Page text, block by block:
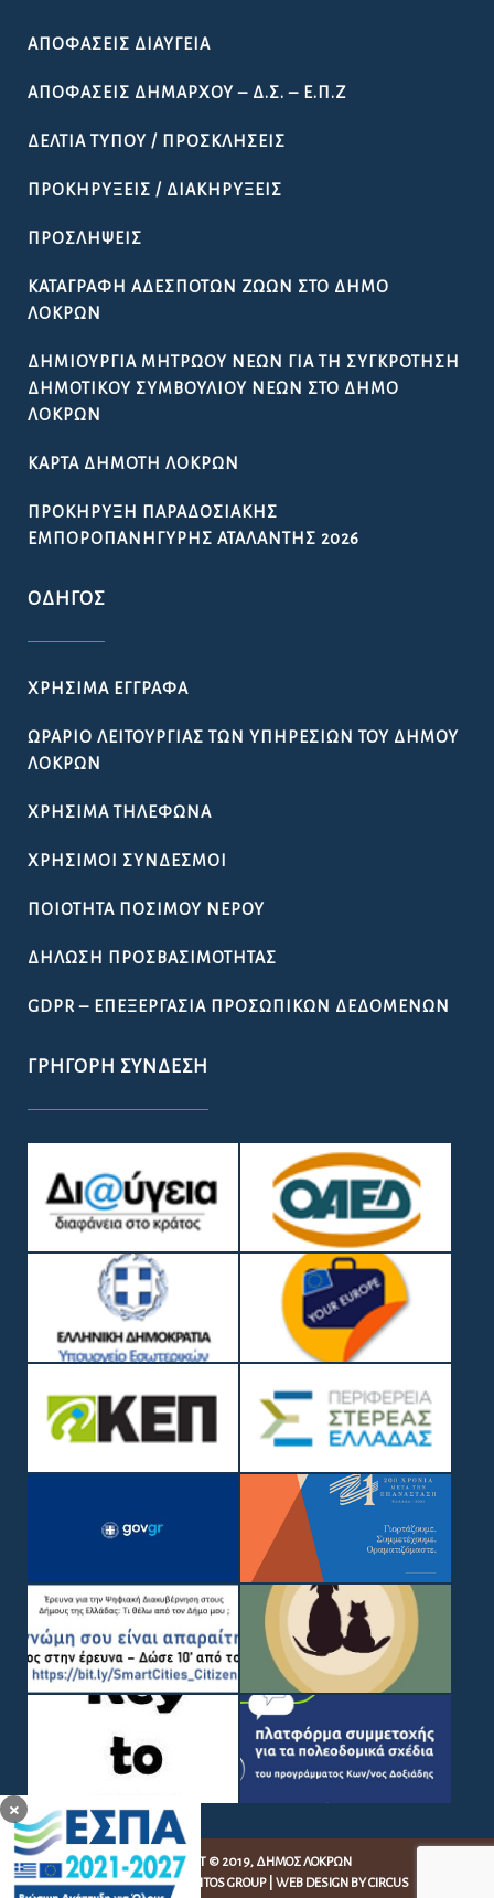
×
ΑΠΟΦΆΣΕΙΣ ΔΙΑΎΓΕΙΑ
ΑΠΟΦΆΣΕΙΣ ΔΗΜΆΡΧΟΥ – Δ.Σ. – Ε.Π.Ζ
ΔΕΛΤΊΑ ΤΎΠΟΥ / ΠΡΟΣΚΛΉΣΕΙΣ
ΠΡΟΚΗΡΎΞΕΙΣ / ΔΙΑΚΗΡΎΞΕΙΣ
ΠΡΟΣΛΉΨΕΙΣ
ΚΑΤΑΓΡΑΦΉ ΑΔΈΣΠΟΤΩΝ ΖΏΩΝ ΣΤΟ ΔΉΜΟ
ΛΟΚΡΏΝ
ΔΗΜΙΟΥΡΓΊΑ ΜΗΤΡΏΟΥ ΝΈΩΝ ΓΙΑ ΤΗ ΣΥΓΚΡΌΤΗΣΗ
ΔΗΜΟΤΙΚΟΎ ΣΥΜΒΟΥΛΊΟΥ ΝΈΩΝ ΣΤΟ ΔΉΜΟ
ΛΟΚΡΏΝ
ΚΆΡΤΑ ΔΗΜΌΤΗ ΛΟΚΡΏΝ
ΠΡΟΚΉΡΥΞΗ ΠΑΡΑΔΟΣΙΑΚΉΣ
ΕΜΠΟΡΟΠΑΝΉΓΥΡΗΣ ΑΤΑΛΆΝΤΗΣ 2026
ΟΔΗΓΌΣ
ΧΡΉΣΙΜΑ ΈΓΓΡΑΦΑ
ΩΡΆΡΙΟ ΛΕΙΤΟΥΡΓΊΑΣ ΤΩΝ ΥΠΗΡΕΣΙΏΝ ΤΟΥ ΔΉΜΟΥ
ΛΟΚΡΏΝ
ΧΡΉΣΙΜΑ ΤΗΛΈΦΩΝΑ
ΧΡΉΣΙΜΟΙ ΣΎΝΔΕΣΜΟΙ
ΠΟΙΌΤΗΤΑ ΠΌΣΙΜΟΥ ΝΕΡΟΎ
ΔΉΛΩΣΗ ΠΡΟΣΒΑΣΙΜΌΤΗΤΑΣ
GDPR – ΕΠΕΞΕΡΓΑΣΙΑ ΠΡΟΣΩΠΙΚΩΝ ΔΕΔΟΜΕΝΩΝ
ΓΡΉΓΟΡΗ ΣΎΝΔΕΣΗ
COPYRIGHT © 2019, ΔΉΜΟΣ ΛΟΚΡΏΝ
WEB DEVELOPMENT BY
EGRITOS GROUP| WEB DESIGN BY CIRCUS